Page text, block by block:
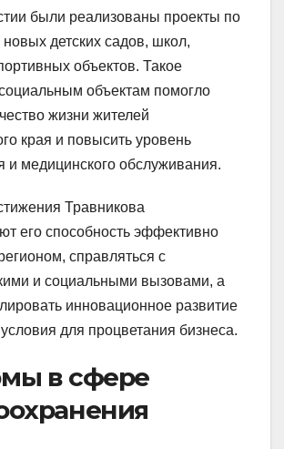
были реализованы проекты по
детских садов, школ,
объектов. Такое
объектам помогло
жизни жителей
края и повысить уровень
и медицинского обслуживания.
Травникова
его способность эффективно
справляться с
и социальными вызовами, а
инновационное развитие
для процветания бизнеса.
в сфере